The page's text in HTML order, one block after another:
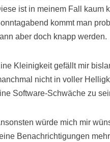
ist in meinem Fall kaum
kommt man
aber doch knapp werden.
Kleinigkeit gefällt mir
nicht in voller
Software-Schwäche zu
würde mich mir
Benachrichtigungen